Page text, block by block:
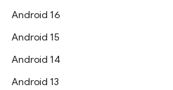
Android 16
Android 15
Android 14
Android 13